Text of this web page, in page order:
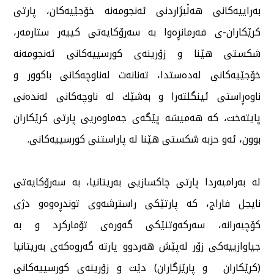
بەراییەكانی هەڵبژاردنی ئەنجومەنە خۆجێیەكان، پارتی
كرێكاران-ی فەرمانڕەوا بە سەرۆكایەتی كییەر ستارمەر،
شكستی هێنا و زۆرینەی كورسییەكانی ئەنجومەنە
خۆجێیەكانی لەدەستدا، تەنانەت لەناوچەكانی باكوور و
ناوەڕاستی ئینگلتەرا و بەشێك لە ناوچەكانی لەندەنی
پایتەخت، كە هەمیشە پێگەی جەماوەریی پارتی كرێكاران
بوون، ئەو حزبە شكستی هێنا لە پاراستنی كورسییەكانی.
لە بەرامبەردا پارتی چاكسازیی بەریتانیا، بە سەرۆكایەتی
نایجل فاراج، كە پارتێكی راسترشەوی توندڕەوەو دژی
كۆچبەرانە، سەركەوتنێكی گەورەی تۆماركرد و بە
جیاوازییەكی زۆر لەپێش هەردوو پارتە گەروەكەی بەریتانیا
(كرێكاران و پارێزگاران) دێت و زۆرینەی كورسییەكانی